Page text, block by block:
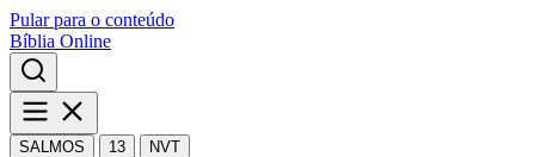
Pular para o conteúdo
Bíblia Online
SALMOS 13 NVT